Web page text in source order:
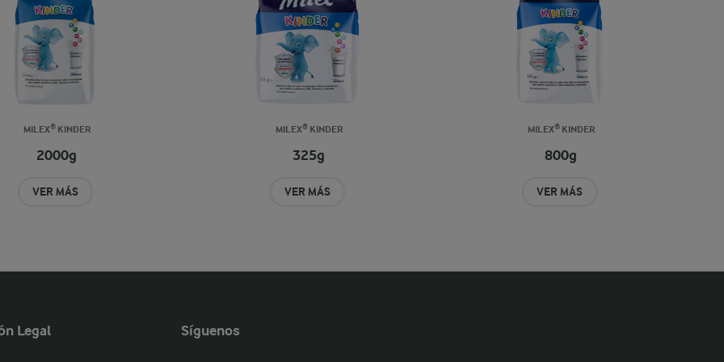
MILEX® KINDER
2000g
VER MÁS
MILEX® KINDER
325g
VER MÁS
MILEX® KINDER
800g
VER MÁS
Legal Síguenos